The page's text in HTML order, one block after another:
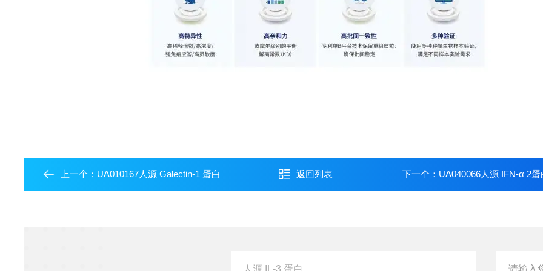
上一个： UA010167人源 Galectin-1 蛋白 返回列表 下一个： UA040066人源 IFN-α 2蛋